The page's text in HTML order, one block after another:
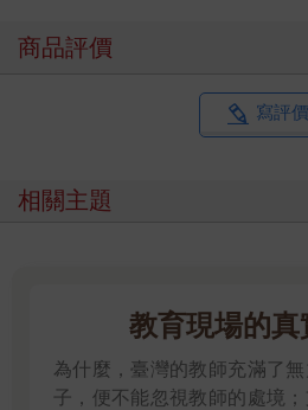
商品評價
寫評價
相關主題
教育現場的真
為什麼，臺灣的教師充滿了
子，便不能忽視教師的處境；